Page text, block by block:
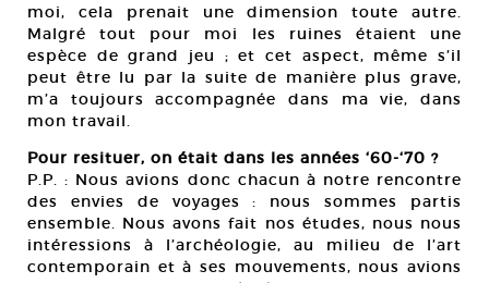
moi, cela prenait une dimension toute autre.
Malgré tout pour moi les ruines étaient une
espèce de grand jeu ; et cet aspect, même s’il
peut être lu par la suite de manière plus grave,
m’a toujours accompagnée dans ma vie, dans
mon travail.
Pour resituer, on était dans les années ‘60-‘70 ?
P.P. : Nous avions donc chacun à notre rencontre
des envies de voyages : nous sommes partis
ensemble. Nous avons fait nos études, nous nous
intéressions à l’archéologie, au milieu de l’art
contemporain et à ses mouvements, nous avions